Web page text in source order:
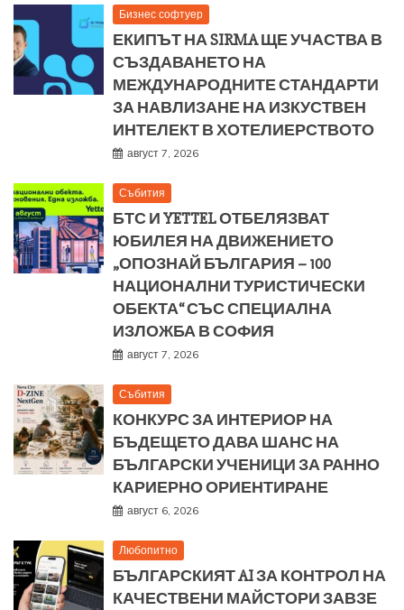
Бизнес софтуер
ЕКИПЪТ НА SIRMA ЩЕ УЧАСТВА В
СЪЗДАВАНЕТО НА
МЕЖДУНАРОДНИТЕ СТАНДАРТИ
ЗА НАВЛИЗАНЕ НА ИЗКУСТВЕН
ИНТЕЛЕКТ В ХОТЕЛИЕРСТВОТО
август 7, 2026
Събития
БТС И YETTEL ОТБЕЛЯЗВАТ
ЮБИЛЕЯ НА ДВИЖЕНИЕТО
„ОПОЗНАЙ БЪЛГАРИЯ – 100
НАЦИОНАЛНИ ТУРИСТИЧЕСКИ
ОБЕКТА“ СЪС СПЕЦИАЛНА
ИЗЛОЖБА В СОФИЯ
август 7, 2026
Събития
КОНКУРС ЗА ИНТЕРИОР НА
БЪДЕЩЕТО ДАВА ШАНС НА
БЪЛГАРСКИ УЧЕНИЦИ ЗА РАННО
КАРИЕРНО ОРИЕНТИРАНЕ
август 6, 2026
Любопитно
БЪЛГАРСКИЯТ AI ЗА КОНТРОЛ НА
КАЧЕСТВЕНИ МАЙСТОРИ ЗАВЗЕ